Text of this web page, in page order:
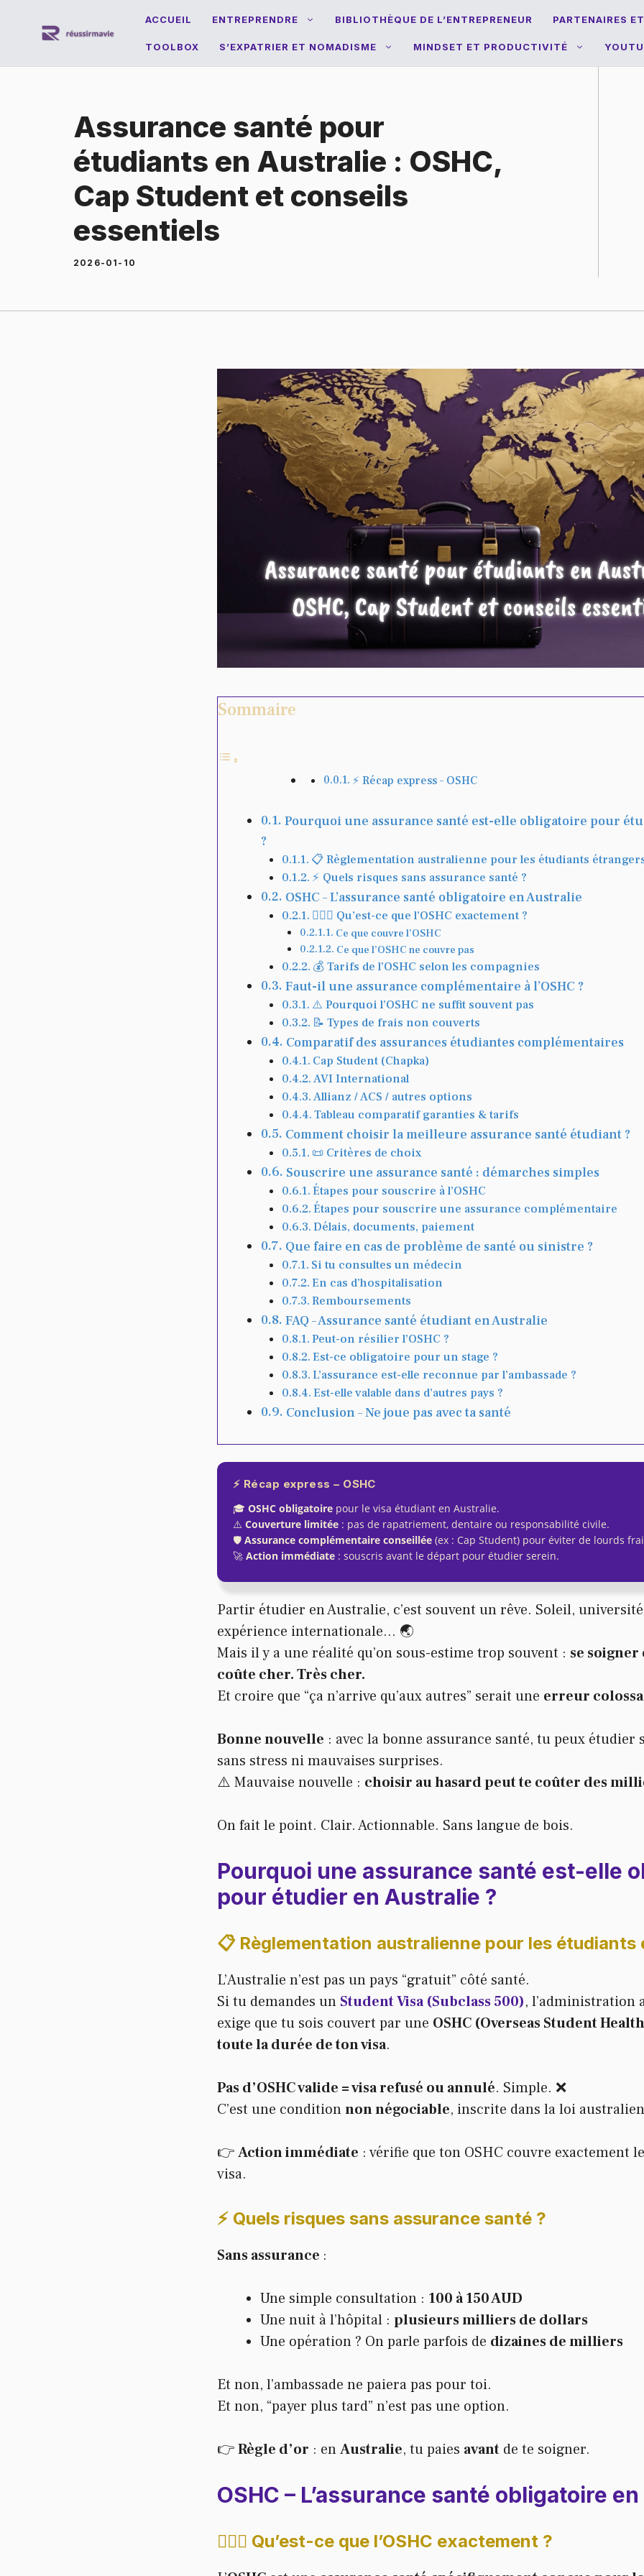
ACCUEIL ENTREPRENDRE BIBLIOTHÈQUE DE L’ENTREPRENEUR PARTENAIRES
TOOLBOX S’EXPATRIER ET NOMADISME MINDSET ET PRODUCTIVITÉ
Assurance santé pour
étudiants en Australie : OSHC,
Cap Student et conseils
essentiels
2026-01-10
Sommaire
⚡ Récap express – OSHC
Pourquoi une assurance santé est-elle obligatoire pour
?
📋 Règlementation australienne pour les étudiants
⚡️ Quels risques sans assurance santé ?
OSHC – L’assurance santé obligatoire en Australie
🙋🏻‍♂️ Qu’est-ce que l’OSHC exactement ?
Ce que couvre l’OSHC
Ce que l’OSHC ne couvre pas
💰 Tarifs de l’OSHC selon les compagnies
Faut-il une assurance complémentaire à l’OSHC ?
⚠️ Pourquoi l’OSHC ne suffit souvent pas
📝 Types de frais non couverts
Comparatif des assurances étudiantes complémentaires
Cap Student (Chapka)
AVI International
Allianz / ACS / autres options
Tableau comparatif garanties & tarifs
Comment choisir la meilleure assurance santé étudiant ?
📜 Critères de choix
Souscrire une assurance santé : démarches simples
Étapes pour souscrire à l’OSHC
Étapes pour souscrire une assurance complémentaire
Délais, documents, paiement
Que faire en cas de problème de santé ou sinistre ?
Si tu consultes un médecin
En cas d’hospitalisation
Remboursements
FAQ – Assurance santé étudiant en Australie
Peut-on résilier l’OSHC ?
Est-ce obligatoire pour un stage ?
L’assurance est-elle reconnue par l’ambassade ?
Est-elle valable dans d’autres pays ?
Conclusion – Ne joue pas avec ta santé
⚡ Récap express – OSHC
🎓 OSHC obligatoire pour le visa étudiant en Australie.
⚠️ Couverture limitée : pas de rapatriement, dentaire ou responsabilité civile.
🛡️ Assurance complémentaire conseillée (ex : Cap Student) pour éviter de lourds
🚀 Action immédiate : souscris avant le départ pour étudier serein.
Partir étudier en Australie, c’est souvent un rêve. Soleil,
expérience internationale… 🌏
Mais il y a une réalité qu’on sous-estime trop souvent : se
coûte cher. Très cher.
Et croire que “ça n’arrive qu’aux autres” serait une erreur
Bonne nouvelle : avec la bonne assurance santé, tu peux étudier
sans stress ni mauvaises surprises.
⚠️ Mauvaise nouvelle : choisir au hasard peut te coûter des
On fait le point. Clair. Actionnable. Sans langue de bois.
Pourquoi une assurance santé est-elle
pour étudier en Australie ?
📋 Règlementation australienne pour les étudiants
L’Australie n’est pas un pays “gratuit” côté santé.
Si tu demandes un Student Visa (Subclass 500), l’administration
exige que tu sois couvert par une OSHC (Overseas Student
toute la durée de ton visa.
Pas d’OSHC valide = visa refusé ou annulé. Simple. ❌
C’est une conditionnon négociable, inscrite dans la loi
👉Action immédiate : vérifie que ton OSHC couvre exactement
visa.
⚡️ Quels risques sans assurance santé ?
Sans assurance :
Une simple consultation : 100 à 150 AUD
Une nuit à l’hôpital : plusieurs milliers de dollars
Une opération ? On parle parfois de dizaines de milliers
Et non, l’ambassade ne paiera pas pour toi.
Et non, “payer plus tard” n’est pas une option.
👉Règle d’or : enAustralie, tu paies avant de te soigner.
OSHC – L’assurance santé obligatoire
🙋🏻‍♂️ Qu’est-ce que l’OSHC exactement ?